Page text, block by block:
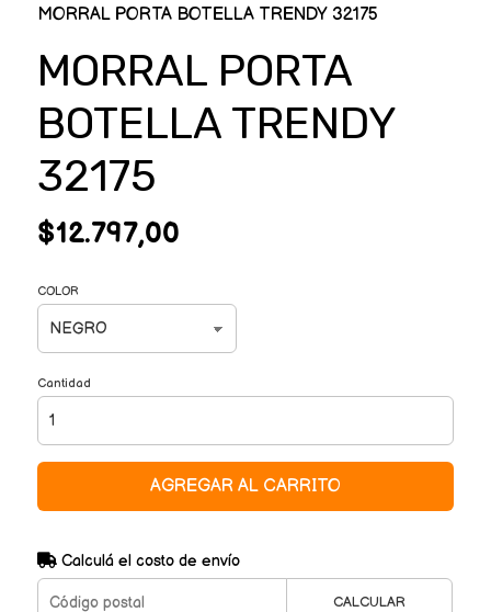
MORRAL PORTA BOTELLA TRENDY 32175
MORRAL PORTA
BOTELLA TRENDY
32175
$12.797,00
COLOR
Cantidad
AGREGAR AL CARRITO
Calculá el costo de envío
CALCULAR